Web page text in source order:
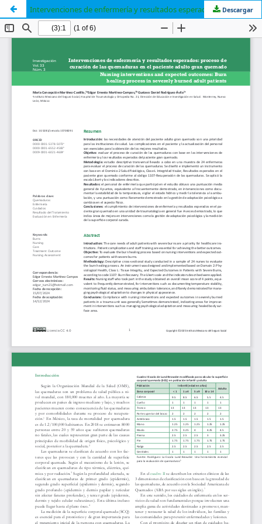
Intervenciones de enfermería y resultados esperados: proceso de curación de las quemaduras en el paciente adulto gran quemado
Descargar